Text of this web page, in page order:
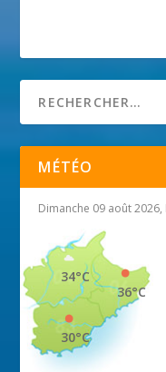
MÉTÉO
Dimanche 09 août
36°C
34°C
30°C